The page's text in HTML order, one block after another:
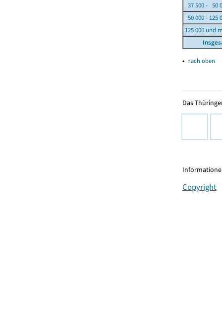
37 500 - 50
50 000 - 125
125 000 und
▴ nach oben
Das
Copyright